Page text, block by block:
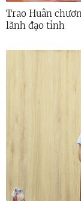
Trao Huân
lãnh đạo tỉnh